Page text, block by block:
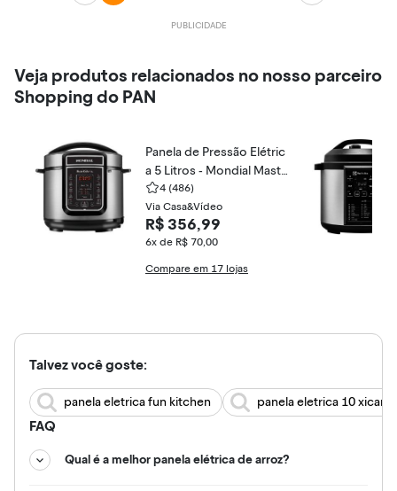
Veja produtos relacionados no nosso parceiro
Shopping do PAN
Panela de Pressão Elétric
a 5 Litros - Mondial Maste
r Cooker PE-38
4 (486)
Via Casa&Vídeo
R$ 356,99
6x de R$ 70,00
Compare em 17 lojas
Talvez você goste:
panela eletrica fun kitchen panela eletrica 10 xicaras
FAQ
Qual é a melhor panela elétrica de arroz?